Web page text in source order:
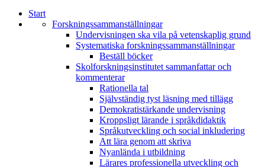
Start
Forskningssammanställningar
Undervisningen ska vila på vetenskaplig grund
Systematiska forskningssammanställningar
Beställ böcker
Skolforskningsinstitutet sammanfattar och
kommenterar
Rationella tal
Självständig tyst läsning med tillägg
Demokratistärkande undervisning
Kroppsligt lärande i språkdidaktik
Språkutveckling och social inkludering
Att lära genom att skriva
Nyanlända i utbildning
Lärares professionella utveckling och